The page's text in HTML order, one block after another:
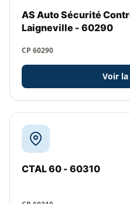
AS Auto Sécurité
Laigneville - 60290
CP 60290
Voir
CTAL 60 - 60310